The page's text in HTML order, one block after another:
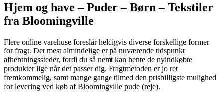
Hjem og have – Puder – Børn – Tekstiler
fra Bloomingville
Flere online varehuse foreslår heldigvis diverse forskellige former
for fragt. Det mest almindelige er på nuværende tidspunkt
afhentningssteder, fordi du så nemt kan hente de nyindkøbte
produkter lige når det passer dig. Fragtmetoden er jo ret
fremkommelig, samt mange gange tilmed den prisbilligste mulighed
for levering ved køb af Bloomingville pude (reje).